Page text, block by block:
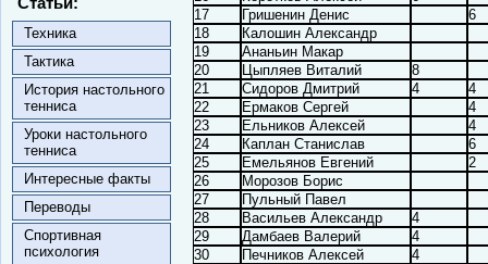
Техника
Тактика
История настольного
тенниса
Уроки настольного
тенниса
Интересные факты
Переводы
Спортивная
психология
17
Гришенин Денис
6
18
Калошин Александр
19
Ананьин Макар
20
Цыпляев Виталий
8
21
Сидоров Дмитрий 4
4
22
Ермаков Сергей
4
23
Ельников Алексей
4
24
Каплан Станислав
6
25
Емельянов Евгений
2
26
Морозов Борис
27
Пульный Павел
28
Васильев Александр
4
29
Дамбаев Валерий
4
30
Печников Алексей
4